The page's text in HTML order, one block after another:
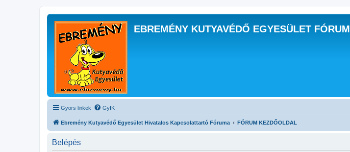
EBREMÉNY KUTYAVÉDŐ EGYESÜLET FÓRUM
Gyors linkek GyIK
Ebremény Kutyavédő Egyesület Hivatalos Kapcsolattartó Fóruma FÓRUM KEZDŐOLDAL
Belépés